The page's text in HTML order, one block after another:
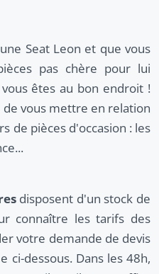
Seat Leon et que vous
pas chère pour lui
êtes au bon endroit !
de vous mettre en relation
de pièces d'occasion : les
disposent d'un stock de
connaître les tarifs des
votre demande de devis
ci-dessous. Dans les 48h,